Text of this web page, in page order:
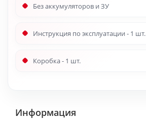
Без аккумуляторов и ЗУ
Инструкция по эксплуатации - 1 шт.
Коробка - 1 шт.
Информация